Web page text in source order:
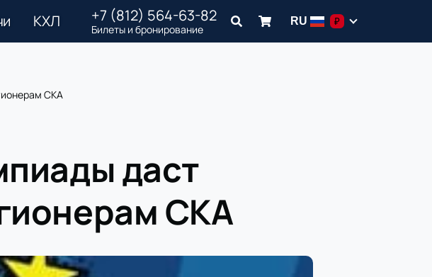
КХЛ +7 (812) 564-63-82
Билеты и бронирование
RU ₽
СКА
даст
СКА